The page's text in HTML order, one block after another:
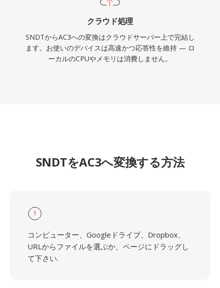
クラウド処理
SNDTからAC3への変換はクラウドサーバー上で完結し
ます。お使いのデバイスは高速かつ応答性を維持 — ロ
ーカルのCPUやメモリは消費しません。
SNDTをAC3へ変換する方法
1
コンピューター、Googleドライブ、Dropbox、
URLからファイルを選ぶか、ページにドラッグし
て下さい.